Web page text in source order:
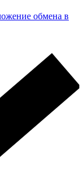
обмена в